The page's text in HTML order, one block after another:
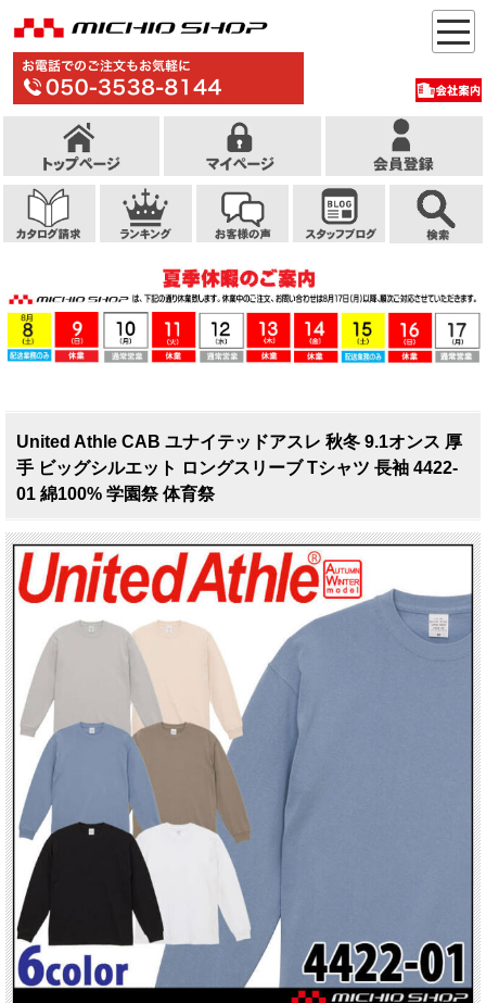
United Athle CAB ユナイテッドアスレ 秋冬 9.1オンス 厚
手 ビッグシルエット ロングスリーブ Tシャツ 長袖 4422-
01 綿100% 学園祭 体育祭